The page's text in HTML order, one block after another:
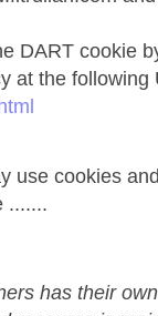
DART cookie
at the following
use cookies
.......
has their